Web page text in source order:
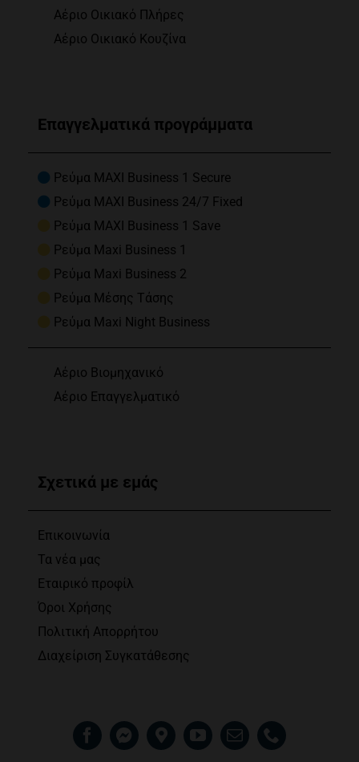
Αέριο Οικιακό Πλήρες
Αέριο Οικιακό Κουζίνα
Επαγγελματικά προγράμματα
Ρεύμα MAXI Business 1 Secure
Ρεύμα MAXI Business 24/7 Fixed
Ρεύμα MAXI Business 1 Save
Ρεύμα Maxi Business 1
Ρεύμα Maxi Business 2
Ρεύμα Μέσης Τάσης
Ρεύμα Maxi Night Business
Αέριο Βιομηχανικό
Αέριο Επαγγελματικό
Σχετικά με εμάς
Επικοινωνία
Τα νέα μας
Εταιρικό προφίλ
Όροι Χρήσης
Πολιτική Απορρήτου
Διαχείριση Συγκατάθεσης